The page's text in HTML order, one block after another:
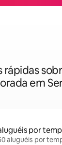
rápidas
em
por
aluguéis por